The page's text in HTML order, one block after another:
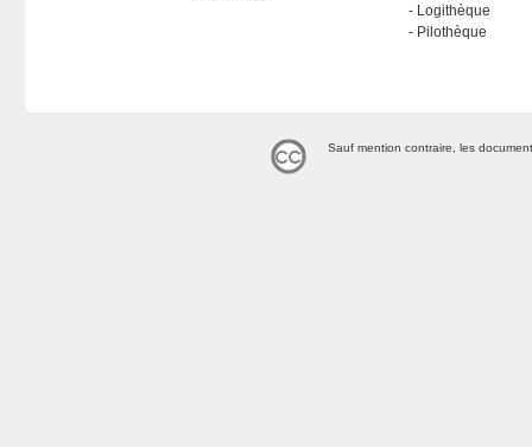
Logithèque
Pilothèque
Sauf mention contraire, les